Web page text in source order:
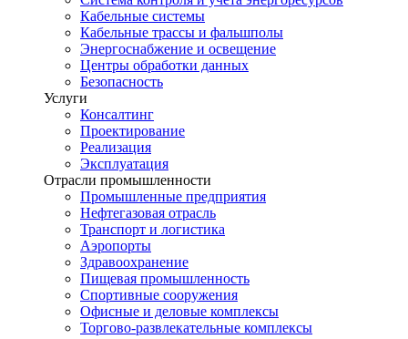
Кабельные системы
Кабельные трассы и фальшполы
Энергоснабжение и освещение
Центры обработки данных
Безопасность
Услуги
Консалтинг
Проектирование
Реализация
Эксплуатация
Отрасли промышленности
Промышленные предприятия
Нефтегазовая отрасль
Транспорт и логистика
Аэропорты
Здравоохранение
Пищевая промышленность
Спортивные сооружения
Офисные и деловые комплексы
Торгово-развлекательные комплексы